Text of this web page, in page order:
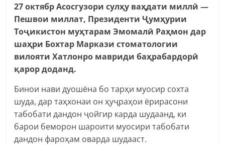
27 октябр Асосгузори сулҳу ваҳдати миллӣ —
Пешвои миллат, Президенти Ҷумҳурии
Тоҷикистон муҳтарам Эмомалӣ Раҳмон дар
шаҳри Бохтар Маркази стоматологии
вилояти Хатлонро мавриди баҳрабардорӣ
қарор доданд.
Бинои нави дуошёна бо тарҳи муосир сохта
шуда, дар таҳхонаи он ҳуҷраҳои ёрирасони
табобати дандон ҷойгир карда шудаанд, ки
барои беморон шароити муосири табобати
дандон фароҳам оварда шудааст.